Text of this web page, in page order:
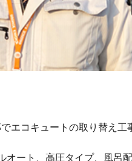
エコキュートの取り替え工
オート、高圧タイプ、風呂